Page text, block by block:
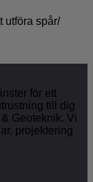
utföra spår/
för ett
till dig
Geoteknik. Vi
projektering